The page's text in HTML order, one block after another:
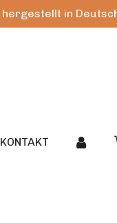
hergestellt in
KONTAKT